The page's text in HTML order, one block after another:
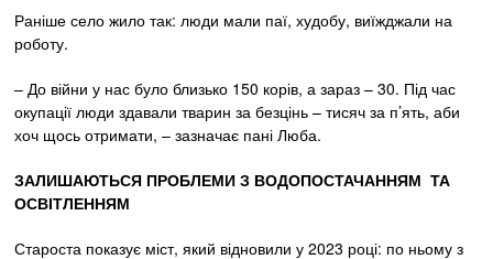
Раніше село жило так: люди мали паї, худобу, виїжджали на
роботу.
– До війни у нас було близько 150 корів, а зараз – 30. Під час
окупації люди здавали тварин за безцінь – тисяч за п’ять, аби
хоч щось отримати, – зазначає пані Люба.
ЗАЛИШАЮТЬСЯ ПРОБЛЕМИ З ВОДОПОСТАЧАННЯМ ТА
ОСВІТЛЕННЯМ
Староста показує міст, який відновили у 2023 році: по ньому з